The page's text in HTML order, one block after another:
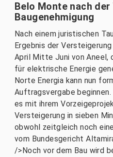
Belo Monte nach
Baugenehmigung
Nach einem juristischen
Ergebnis der
April Mitte Juni von Aneel,
für elektrische Energie
Norte Energia kann nun
Auftragsvergabe
es mit ihrem
Versteigerung in sieben
obwohl zeitgleich noch
vom Bundesgericht
/>Noch vor dem Bau wird